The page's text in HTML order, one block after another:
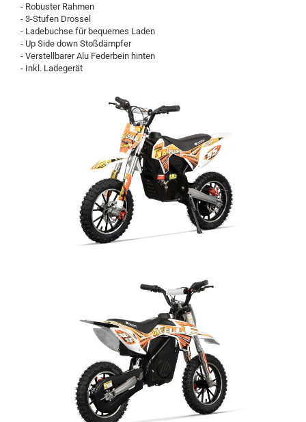
- Robuster Rahmen
- 3-Stufen Drossel
- Ladebuchse für bequemes Laden
- Up Side down Stoßdämpfer
- Verstellbarer Alu Federbein hinten
- Inkl. Ladegerät